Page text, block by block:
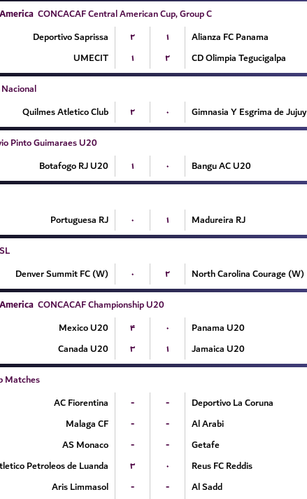
CONCACAF Central American Cup, Group C
Deportivo Saprissa
۲ ۱ Alianza FC Panama
UMECIT
۱ ۲ CD Olimpia Tegucigalpa
Quilmes Atletico Club
۲ ۰ Gimnasia Y Esgrima de Jujuy
Pinto Guimaraes U20
Botafogo RJ U20
۱ ۰ Bangu AC U20
Portuguesa RJ
۰ ۱ Madureira RJ
Denver Summit FC (W)
۰ ۲ North Carolina Courage (W)
CONCACAF Championship U20
Mexico U20
۴ ۰ Panama U20
Canada U20
۳ ۱ Jamaica U20
Matches
AC Fiorentina
- - Deportivo La Coruna
Malaga CF
- - Al Arabi
AS Monaco
- - Getafe
Petroleos de Luanda
۳ ۰ Reus FC Reddis
Aris Limmasol
- - Al Sadd